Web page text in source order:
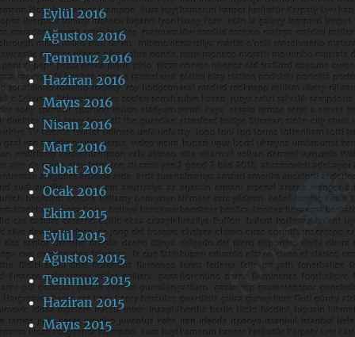
Eylül 2016
Ağustos 2016
Temmuz 2016
Haziran 2016
Mayıs 2016
Nisan 2016
Mart 2016
Şubat 2016
Ocak 2016
Ekim 2015
Eylül 2015
Ağustos 2015
Temmuz 2015
Haziran 2015
Mayıs 2015